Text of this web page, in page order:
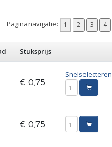
Paginanavigatie:
Stuksprijs
€ 0,75
Snelselecteren
€ 0,75